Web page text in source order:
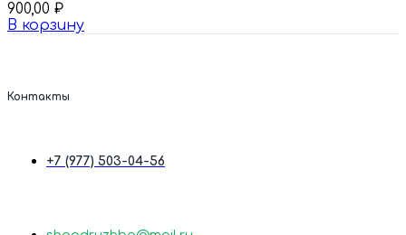
900,00 ₽
В корзину
Контакты
+7 (977) 503-04-56